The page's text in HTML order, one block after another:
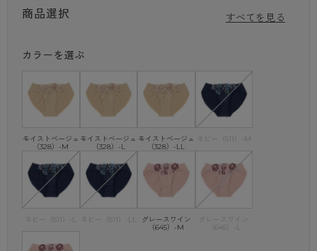
商品選択 すべてを見る
カラーを選ぶ
モイストベージュ
（328）-M
モイストベージュ
（328）-L
モイストベージュ
（328）-LL
ネビー（511）-M
ネビー（511）-L ネビー（511）-LL
グレースワイン
（645）-M
グレースワイン
（645）-L